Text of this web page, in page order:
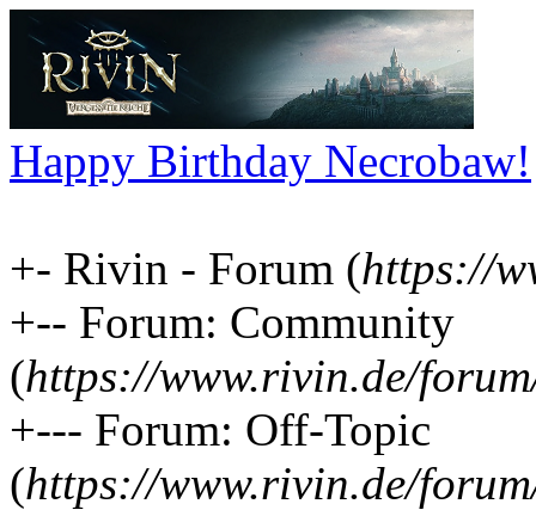
Happy Birthday Necrobaw!
+- Rivin - Forum (https://
+-- Forum: Community
(https://www.rivin.de/
+--- Forum: Off-Topic
(https://www.rivin.de/